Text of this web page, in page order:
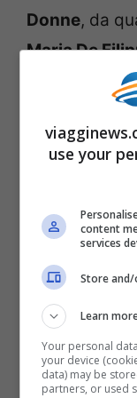
Donne, da
Maria De
di sé. Si
hanno
si sono
sta
di
effetti, ma
inerenti la
avvenuta
use your
content
services
Store
Learn
Your personal
your device
data) may be
partners, or used